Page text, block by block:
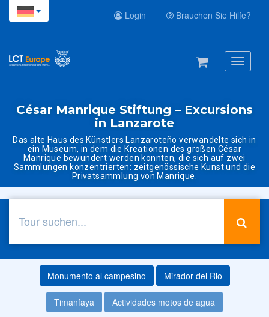
Login Brauchen Sie Hilfe?
Toggle
César Manrique Stiftung – Excursions
in Lanzarote
Das alte Haus des Künstlers Lanzaroteño verwandelte sich in
ein Museum, in dem die Kreationen des großen César
Manrique bewundert werden konnten, die sich auf zwei
Sammlungen konzentrierten: zeitgenössische Kunst und die
Privatsammlung von Manrique.
Monumento al campesino Mirador del Rio
Timanfaya Actividades motos de agua